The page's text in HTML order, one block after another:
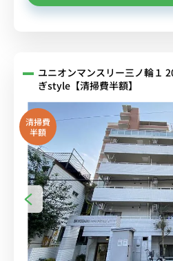
ユニオンマンスリー三ノ輪１
ぎstyle【清掃費半額】
清掃費
半額